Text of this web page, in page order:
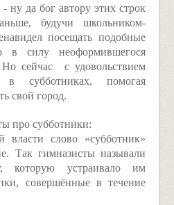
да бог автору этих строк
будучи школьником-
посещать подобные
в силу неоформившегося
Но сейчас с удовольствием
субботниках, помогая
свой город.
про субботники:
власти слово «субботник»
Так гимназисты называли
которую устраивало им
совершённые в течение